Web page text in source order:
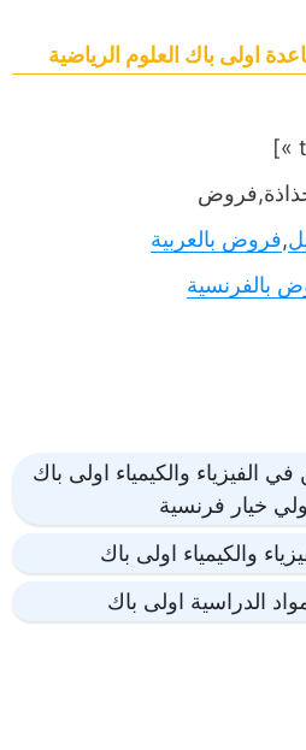
اولى باك العلوم الرياضية
,فروض بالعربية
بالفرنسية
والكيمياء اولى باك
خيار فرنسية
والكيمياء اولى باك
الدراسية اولى باك